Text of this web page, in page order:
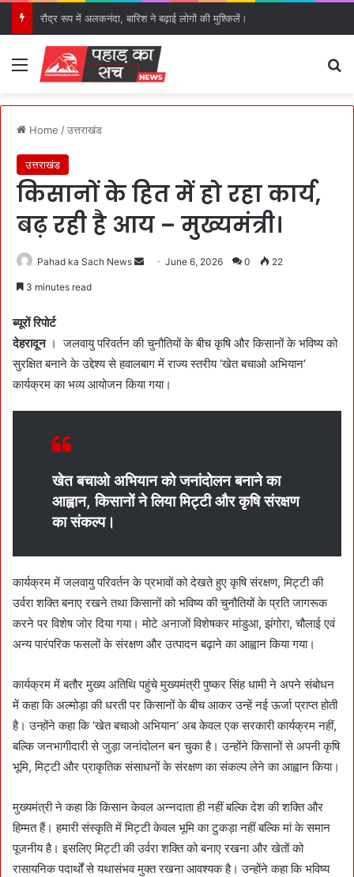
रौद्र रूप में अलकनंदा, बारिश ने बढ़ाई लोगों की मुश्किलें।
Menu
Home /उत्तराखंड
उत्तराखंड
किसानों के हित में हो रहा कार्य,
बढ़ रही है आय – मुख्यमंत्री।
Pahad ka Sach News
a
a
June 6, 2026 0 22
3 minutes read
ब्यूरों रिपोर्ट
देहरादून। जलवायु परिवर्तन की चुनौतियों के बीच कृषि और किसानों के भविष्य को
सुरक्षित बनाने के उद्देश्य से हवालबाग में राज्य स्तरीय ‘खेत बचाओ अभियान‘
कार्यक्रम का भव्य आयोजन किया गया।
खेत बचाओ अभियान को जनांदोलन बनाने का
आह्वान, किसानों ने लिया मिट्टी और कृषि संरक्षण
का संकल्प।
कार्यक्रम में जलवायु परिवर्तन के प्रभावों को देखते हुए कृषि संरक्षण, मिट्टी की
उर्वरा शक्ति बनाए रखने तथा किसानों को भविष्य की चुनौतियों के प्रति जागरूक
करने पर विशेष जोर दिया गया। मोटे अनाजों विशेषकर मांडुआ, झंगोरा, चौलाई एवं
अन्य पारंपरिक फसलों के संरक्षण और उत्पादन बढ़ाने का आह्वान किया गया।
कार्यक्रम में बतौर मुख्य अतिथि पहुंचे मुख्यमंत्री पुष्कर सिंह धामी ने अपने संबोधन
में कहा कि अल्मोड़ा की धरती पर किसानों के बीच आकर उन्हें नई ऊर्जा प्राप्त होती
है। उन्होंने कहा कि ‘खेत बचाओ अभियान‘ अब केवल एक सरकारी कार्यक्रम नहीं,
बल्कि जनभागीदारी से जुड़ा जनांदोलन बन चुका है। उन्होंने किसानों से अपनी कृषि
भूमि, मिट्टी और प्राकृतिक संसाधनों के संरक्षण का संकल्प लेने का आह्वान किया।
मुख्यमंत्री ने कहा कि किसान केवल अन्नदाता ही नहीं बल्कि देश की शक्ति और
हिम्मत हैं। हमारी संस्कृति में मिट्टी केवल भूमि का टुकड़ा नहीं बल्कि मां के समान
पूजनीय है। इसलिए मिट्टी की उर्वरा शक्ति को बनाए रखना और खेतों को
रासायनिक पदार्थों से यथासंभव मुक्त रखना आवश्यक है। उन्होंने कहा कि भविष्य